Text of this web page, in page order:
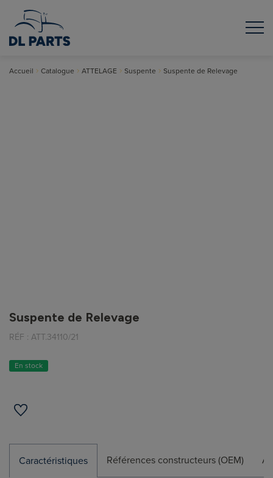
Accueil Catalogue ATTELAGE Suspente Suspente de Relevage
Suspente de Relevage
RÉF : ATT.34110/21
En stock
Caractéristiques Références constructeurs (OEM)